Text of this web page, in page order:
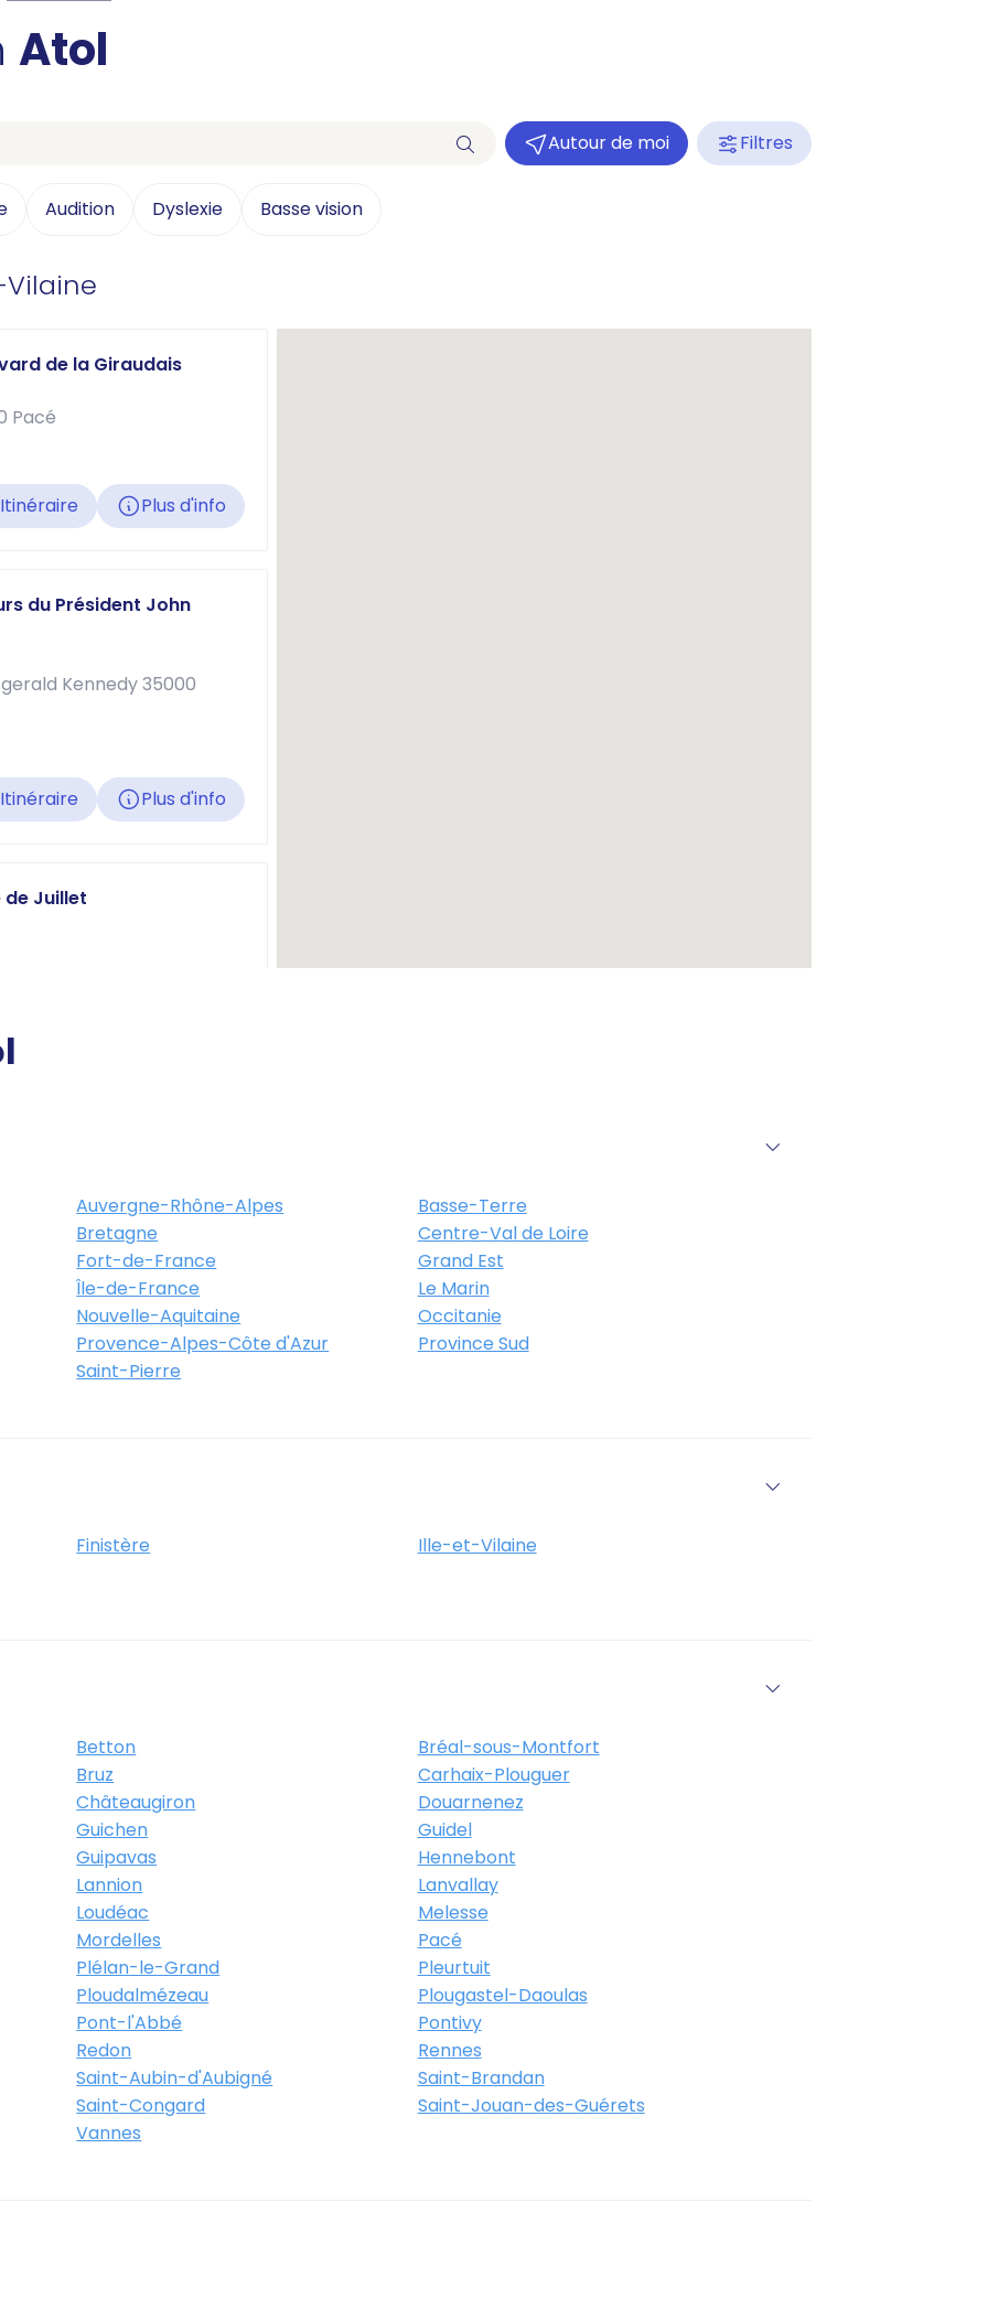
Atol
Autour de moi Filtres
Audition Dyslexie Basse vision
de la Giraudais
Pacé
Itinéraire Plus d'info
du Président John
Kennedy 35000
Itinéraire Plus d'info
de Juillet
Itinéraire
du Colombier
Itinéraire Plus d'info
De L'eglise
Itinéraire
des Platanes
35310 Mordelles
Itinéraire Plus d'info
du Bosphore
Auvergne-Rhône-Alpes
Basse-Terre
Bretagne
Centre-Val de Loire
Fort-de-France
Grand Est
Île-de-France
Le Marin
Nouvelle-Aquitaine
Occitanie
Provence-Alpes-Côte d'Azur
Province Sud
Saint-Pierre
Finistère
Ille-et-Vilaine
Betton
Bréal-sous-Montfort
Bruz
Carhaix-Plouguer
Châteaugiron
Douarnenez
Guichen
Guidel
Guipavas
Hennebont
Lannion
Lanvallay
Loudéac
Melesse
Mordelles
Pacé
Plélan-le-Grand
Pleurtuit
Ploudalmézeau
Plougastel-Daoulas
Pont-l'Abbé
Pontivy
Redon
Rennes
Saint-Aubin-d'Aubigné
Saint-Brandan
Saint-Congard
Saint-Jouan-des-Guérets
Vannes